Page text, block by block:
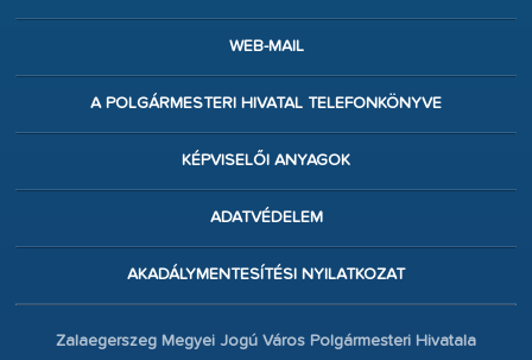
WEB-MAIL
A POLGÁRMESTERI HIVATAL TELEFONKÖNYVE
KÉPVISELŐI ANYAGOK
ADATVÉDELEM
AKADÁLYMENTESÍTÉSI NYILATKOZAT
Zalaegerszeg Megyei Jogú Város Polgármesteri Hivatala